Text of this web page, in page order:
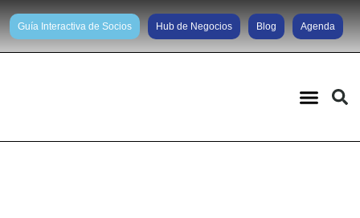
Guía Interactiva de Socios Hub de Negocios Blog Agenda